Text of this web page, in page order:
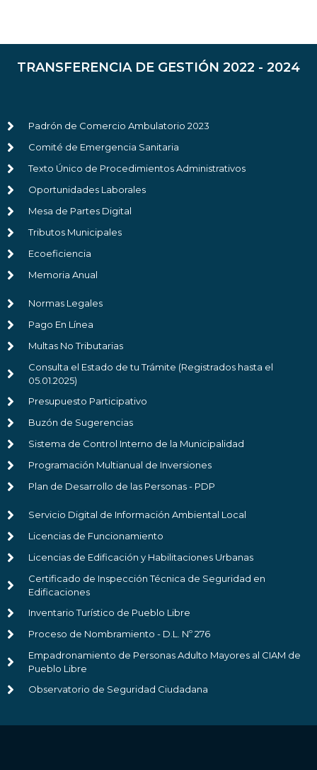
TRANSFERENCIA DE GESTIÓN 2022 - 2024
Padrón de Comercio Ambulatorio 2023
Comité de Emergencia Sanitaria
Texto Único de Procedimientos Administrativos
Oportunidades Laborales
Mesa de Partes Digital
Tributos Municipales
Ecoeficiencia
Memoria Anual
Normas Legales
Pago En Línea
Multas No Tributarias
Consulta el Estado de tu Trámite (Registrados hasta el
05.01.2025)
Presupuesto Participativo
Buzón de Sugerencias
Sistema de Control Interno de la Municipalidad
Programación Multianual de Inversiones
Plan de Desarrollo de las Personas - PDP
Servicio Digital de Información Ambiental Local
Licencias de Funcionamiento
Licencias de Edificación y Habilitaciones Urbanas
Certificado de Inspección Técnica de Seguridad en
Edificaciones
Inventario Turístico de Pueblo Libre
Proceso de Nombramiento - D.L. Nº 276
Empadronamiento de Personas Adulto Mayores al CIAM de
Pueblo Libre
Observatorio de Seguridad Ciudadana